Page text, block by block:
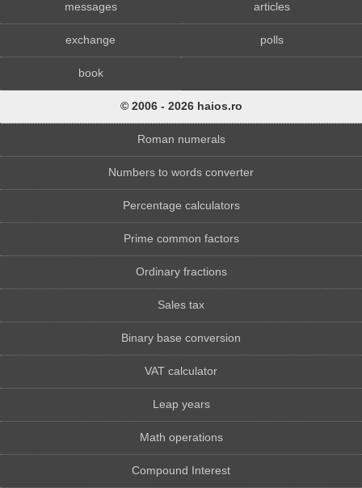
messages articles
exchange polls
book
© 2006 - 2026 haios.ro
Roman numerals
Numbers to words converter
Percentage calculators
Prime common factors
Ordinary fractions
Sales tax
Binary base conversion
VAT calculator
Leap years
Math operations
Compound Interest